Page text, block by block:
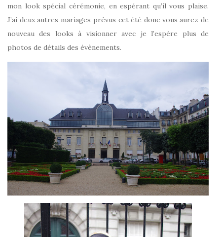
mon look spécial cérémonie, en espérant qu’il vous plaise.
J’ai deux autres mariages prévus cet été donc vous aurez de
nouveau des looks à visionner avec je l’espère plus de
photos de détails des évènements.